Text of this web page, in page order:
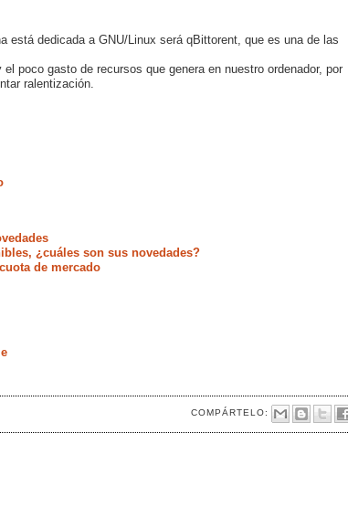
está dedicada a GNU/Linux será qBittorent, que es una de las
poco gasto de recursos que genera en nuestro ordenador, por
ralentización.
¿cuáles son sus novedades?
de mercado
COMPÁRTELO: